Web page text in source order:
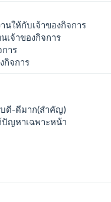
นให้กับเจ้าของกิจการ
เจ้าของกิจการ
การ
กิจการ
บดี-ดีมาก(สำคัญ)
ปัญหาเฉพาะหน้า